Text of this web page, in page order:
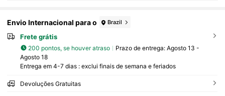
Envio Internacional para o Brazil
Frete grátis
200 pontos, se houver atraso Prazo de entrega: Agosto 13 -
Agosto 18
Entrega em 4-7 dias : exclui finais de semana e feriados
Devoluções Gratuitas